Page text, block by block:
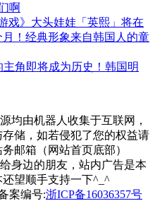
啊
戏》大头娃娃「英熙」将在
！经典形象来自韩国人的童
主角即将成为历史！韩国明
均由机器人收集于互联网，
储，如若侵犯了您的权益请
邮箱（网站首页底部）
身边的朋友，站内广告是本
望顺手支持一下^_^
案编号:浙ICP备16036357号